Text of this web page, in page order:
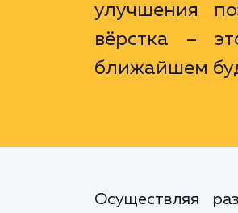
улучшения
вёрстка –
ближайшем
Осуществляя